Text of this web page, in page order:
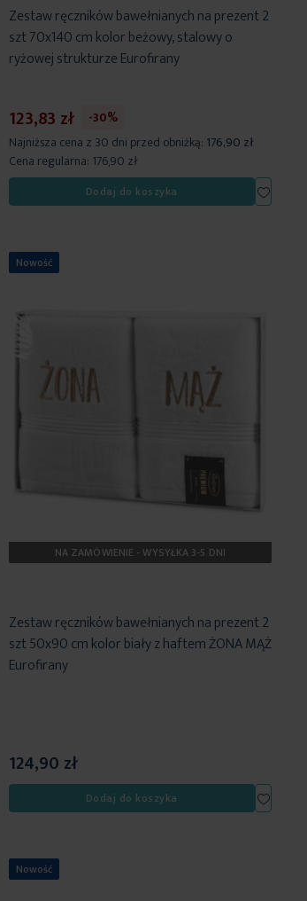
Zestaw ręczników bawełnianych na prezent 2
szt 70x140 cm kolor beżowy, stalowy o
ryżowej strukturze Eurofirany
123,83 zł
-30%
Najniższa cena z 30 dni przed obniżką: 176,90 zł
Cena regularna: 176,90 zł
Dodaj do koszyka
Dodaj
do
NA ZAMÓWIENIE - WYSYŁKA 3-5 DNI
Nowość
Zestaw ręczników bawełnianych na prezent 2
szt 50x90 cm kolor biały z haftem ŻONA MĄŻ
Eurofirany
124,90 zł
Dodaj do koszyka
Dodaj
do
Nowość